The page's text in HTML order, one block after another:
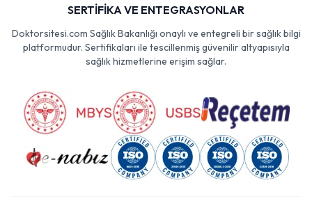
SERTİFİKA VE ENTEGRASYONLAR
Doktorsitesi.com Sağlık Bakanlığı onaylı ve entegreli bir sağlık bilgi
platformudur. Sertifikaları ile tescillenmiş güvenilir altyapısıyla
sağlık hizmetlerine erişim sağlar.